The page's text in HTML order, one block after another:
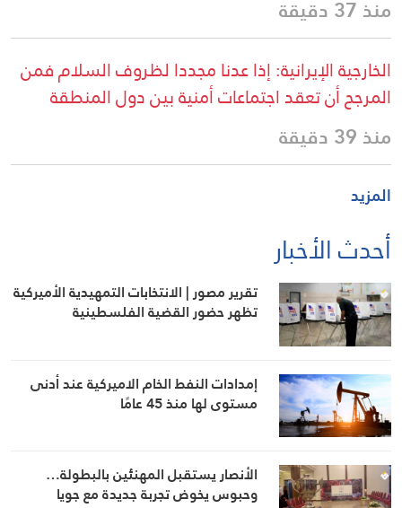
منذ 37 دقيقة
الخارجية الإيرانية: إذا عدنا مجددا لظروف السلام فمن
المرجح أن تعقد اجتماعات أمنية بين دول المنطقة
منذ 39 دقيقة
المزيد
أحدث الأخبار
تقرير مصور | الانتخابات التمهيدية الأميركية
تظهر حضور القضية الفلسطينية
إمدادات النفط الخام الاميركية عند أدنى
مستوى لها منذ 45 عامًا
الأنصار يستقبل المهنئين بالبطولة…
وحبوس يخوض تجربة جديدة مع جويا